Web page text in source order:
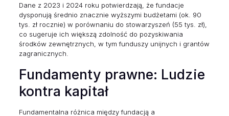
Dane z 2023 i 2024 roku potwierdzają, że fundacje
dysponują średnio znacznie wyższymi budżetami (ok. 90
tys. zł rocznie) w porównaniu do stowarzyszeń (55 tys. zł),
co sugeruje ich większą zdolność do pozyskiwania
środków zewnętrznych, w tym funduszy unijnych i grantów
zagranicznych.
Fundamenty prawne: Ludzie
kontra kapitał
Fundamentalna różnica między fundacją a